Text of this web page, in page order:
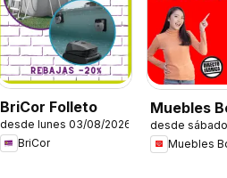
BriCor Folleto
desde lunes 03/08/2026
BriCor
Muebles
Folleto
desde
Muebles